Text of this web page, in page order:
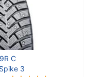
C
3